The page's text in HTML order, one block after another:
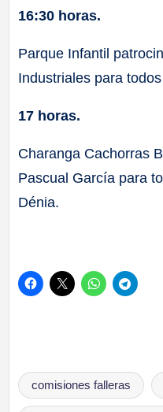
16:30 horas.
Parque Infantil
Industriales para
17 horas.
Charanga Cachorras
Pascual García para
Dénia.
Etiquetas:
comisiones falleras